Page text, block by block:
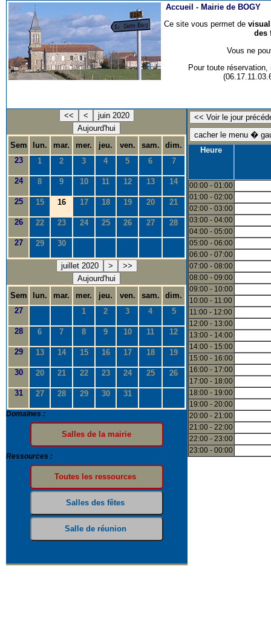
Accueil - Mairie de BOGY
Ce site vous permet de
des
Vous ne
Pour toute
<< <
juin 2020
Aujourd'hui
Sem
lun. mar. mer. jeu. ven. sam.
dim.
23
1 2 3 4 5 6 7
24 8 9 10 11 12 13 14
25 15 16 17 18 19 20 21
26 22 23 24 25 26 27 28
27 29 30
juillet 2020 >
>>
Aujourd'hui
Sem
lun. mar. mer. jeu. ven. sam.
dim.
27
1 2 3 4 5
28 6 7 8 9 10 11 12
29 13 14 15 16 17 18 19
30 20 21 22 23 24 25 26
31 27 28 29 30 31
Domaines :
Ressources :
Heure
00:00 - 01:00
01:00 - 02:00
02:00 - 03:00
03:00 - 04:00
04:00 - 05:00
05:00 - 06:00
06:00 - 07:00
07:00 - 08:00
08:00 - 09:00
09:00 - 10:00
10:00 - 11:00
11:00 - 12:00
12:00 - 13:00
13:00 - 14:00
14:00 - 15:00
15:00 - 16:00
16:00 - 17:00
17:00 - 18:00
18:00 - 19:00
19:00 - 20:00
20:00 - 21:00
21:00 - 22:00
22:00 - 23:00
23:00 - 00:00